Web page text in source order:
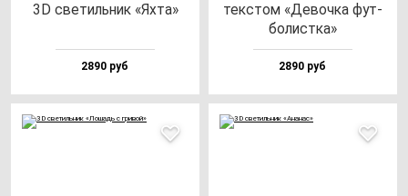
3D све­тиль­ник «Яхта»
2890 руб
тек­стом «Девоч­ка фут­
бо­лис­тка»
2890 руб